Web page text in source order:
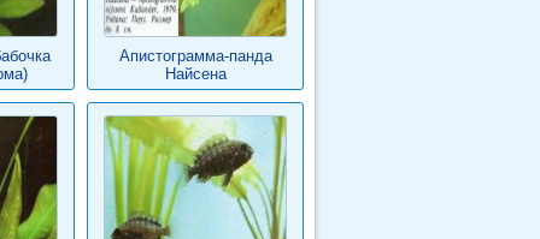
Апистограмма-панда
Найсена